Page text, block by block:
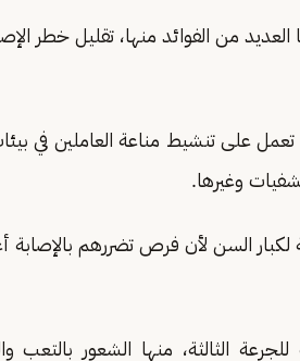
العديد من الفوائد منها، تقليل خطر
على تنشيط مناعة العاملين في
وغيرها.
السن لأن فرص تضررهم بالإصابة
الثالثة، منها الشعور بالتعب